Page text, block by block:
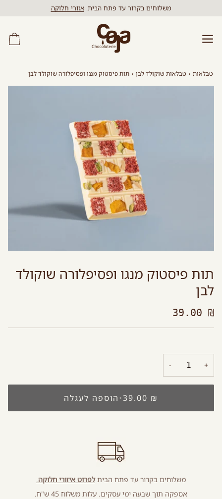
משלוחים בקרור עד פתח הבית.אזורי חלוקה
טבלאות › טבלאות שוקולד לבן › תות פיסטוק מנגו ופסיפלורה שוקולד לבן
תות פיסטוק מנגו ופסיפלורה שוקולד
לבן
₪ 39.00
− +
הוספה לעגלה• ₪ 39.00
משלוחים בקרור עד פתח הביתלפרוט איזורי חלוקה.
אספקה תוך שבעה ימי עסקים. עלות משלוח 45 ש"ח.